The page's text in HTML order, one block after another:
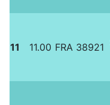
11 11.00 FRA 38921